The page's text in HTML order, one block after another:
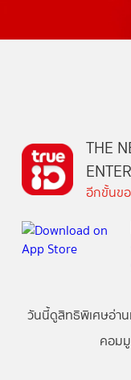
THE
อีกขั้นข
วันนี้ดูสิทธิพิเศษอ่าน
คอม